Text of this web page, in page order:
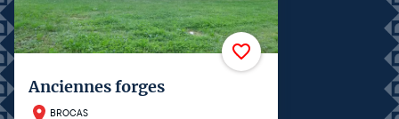
Anciennes forges
BROCAS